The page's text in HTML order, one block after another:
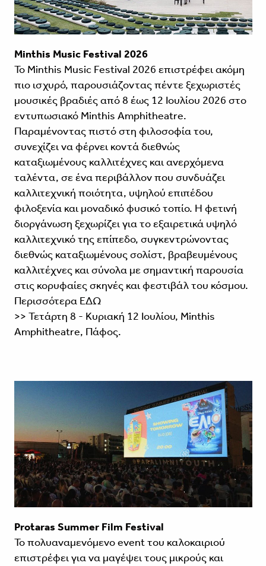
Minthis Music Festival 2026
Το Minthis Music Festival 2026 επιστρέφει ακόμη
πιο ισχυρό, παρουσιάζοντας πέντε ξεχωριστές
μουσικές βραδιές από 8 έως 12 Ιουλίου 2026 στο
εντυπωσιακό Minthis Amphitheatre.
Παραμένοντας πιστό στη φιλοσοφία του,
συνεχίζει να φέρνει κοντά διεθνώς
καταξιωμένους καλλιτέχνες και ανερχόμενα
ταλέντα, σε ένα περιβάλλον που συνδυάζει
καλλιτεχνική ποιότητα, υψηλού επιπέδου
φιλοξενία και μοναδικό φυσικό τοπίο. Η φετινή
διοργάνωση ξεχωρίζει για το εξαιρετικά υψηλό
καλλιτεχνικό της επίπεδο, συγκεντρώνοντας
διεθνώς καταξιωμένους σολίστ, βραβευμένους
καλλιτέχνες και σύνολα με σημαντική παρουσία
στις κορυφαίες σκηνές και φεστιβάλ του κόσμου.
Περισσότερα ΕΔΩ
>> Τετάρτη 8 - Κυριακή 12 Ιουλίου, Minthis
Amphitheatre, Πάφος.
Protaras Summer Film Festival
Το πολυαναμενόμενο event του καλοκαιριού
επιστρέφει για να μαγέψει τους μικρούς και